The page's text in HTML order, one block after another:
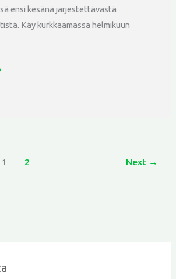
ensi kesänä järjestettävästä
Käy kurkkaamassa helmikuun
1 2 Next →